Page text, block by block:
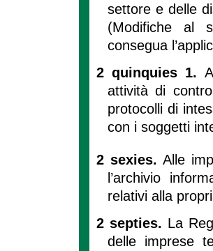
settore e delle
(Modifiche al
consegua
2 quinquies 1.
attività di
protocolli di
con i soggetti
2 sexies.Alle
l’archivio
relativi alla
2 septies. La
delle imprese